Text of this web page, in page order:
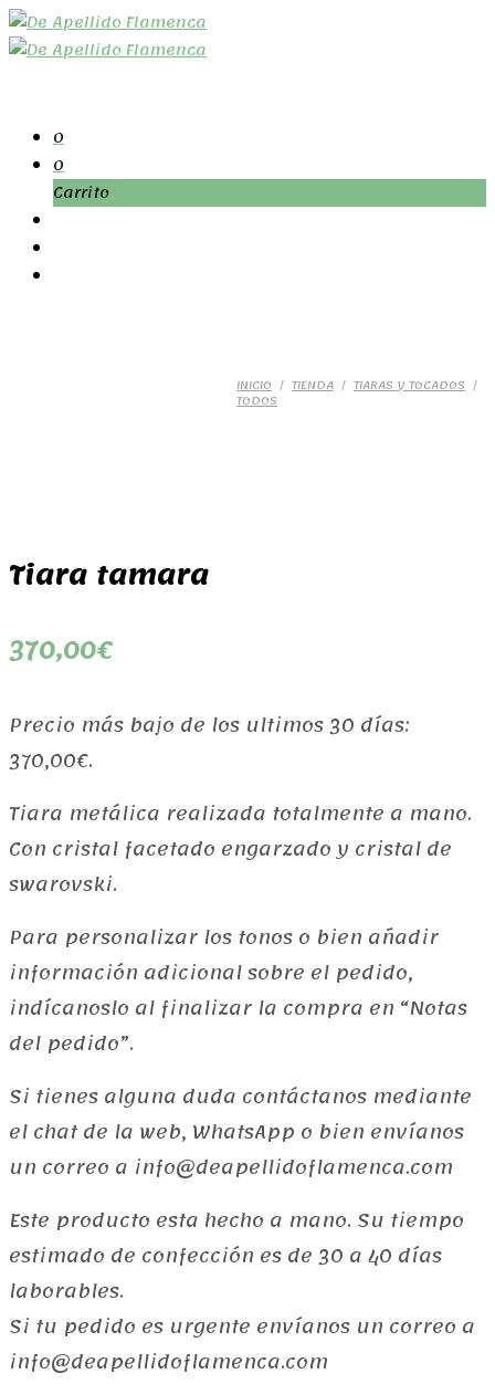
0
0
Carrito
INICIO / TIENDA / TIARAS Y TOCADOS /
TODOS
Tiara tamara
370,00€
Precio más bajo de los ultimos 30 días:
370,00€.
Tiara metálica realizada totalmente a mano.
Con cristal facetado engarzado y cristal de
swarovski.
Para personalizar los tonos o bien añadir
información adicional sobre el pedido,
indícanoslo al finalizar la compra en “Notas
del pedido”.
Si tienes alguna duda contáctanos mediante
el chat de la web, WhatsApp o bien envíanos
un correo a info@deapellidoflamenca.com
Este producto esta hecho a mano. Su tiempo
estimado de confección es de 30 a 40 dí­as
laborables.
Si tu pedido es urgente envíanos un correo a
info@deapellidoflamenca.com